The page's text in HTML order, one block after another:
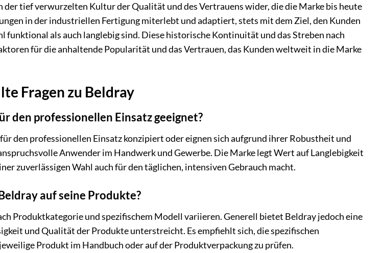
der tief verwurzelten Kultur der Qualität und des Vertrauens wider, die die Marke bis heute
in der industriellen Fertigung miterlebt und adaptiert, stets mit dem Ziel, den Kunden
funktional als auch langlebig sind. Diese historische Kontinuität und das Streben nach
für die anhaltende Popularität und das Vertrauen, das Kunden weltweit in die Marke
Fragen zu Beldray
den professionellen Einsatz geeignet?
den professionellen Einsatz konzipiert oder eignen sich aufgrund ihrer Robustheit und
Anwender im Handwerk und Gewerbe. Die Marke legt Wert auf Langlebigkeit
zuverlässigen Wahl auch für den täglichen, intensiven Gebrauch macht.
auf seine Produkte?
Produktkategorie und spezifischem Modell variieren. Generell bietet Beldray jedoch eine
und Qualität der Produkte unterstreicht. Es empfiehlt sich, die spezifischen
Produkt im Handbuch oder auf der Produktverpackung zu prüfen.